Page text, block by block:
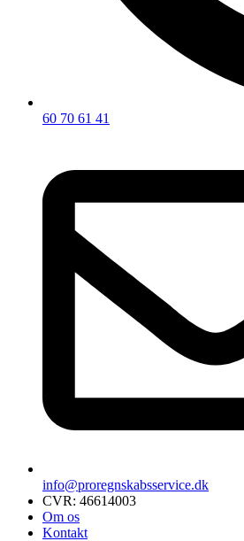
60 70 61 41
info@proregnskabsservice.dk
CVR: 46614003
Om os
Kontakt